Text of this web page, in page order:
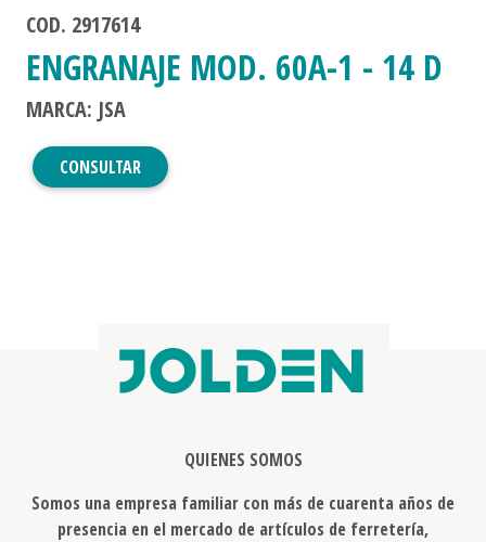
COD. 2917614
ENGRANAJE MOD. 60A-1 - 14 D
MARCA: JSA
CONSULTAR
QUIENES SOMOS
Somos una empresa familiar con más de cuarenta años de
presencia en el mercado de artículos de ferretería,